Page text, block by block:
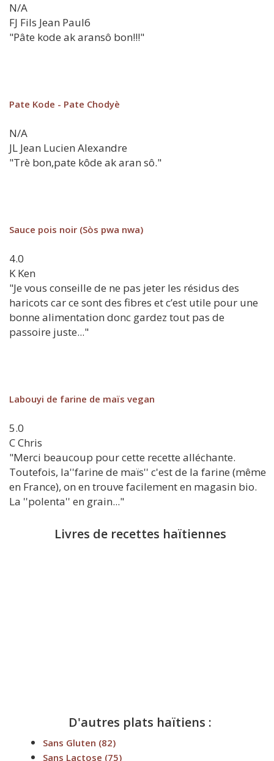
N/A
FJ Fils Jean Paul6
"Pâte kode ak aransô bon!!!"
Pate Kode - Pate Chodyè
N/A
JL Jean Lucien Alexandre
"Trè bon,pate kôde ak aran sô."
Sauce pois noir (Sòs pwa nwa)
4.0
K Ken
"Je vous conseille de ne pas jeter les résidus des
haricots car ce sont des fibres et c’est utile pour une
bonne alimentation donc gardez tout pas de
passoire juste..."
Labouyi de farine de maïs vegan
5.0
CChris
"Merci beaucoup pour cette recette alléchante.
Toutefois, la''farine de maïs'' c'est de la farine (même
en France), on en trouve facilement en magasin bio.
La ''polenta'' en grain..."
Livres de recettes haïtiennes
D'autres plats haïtiens :
Sans Gluten (82)
Sans Lactose (75)